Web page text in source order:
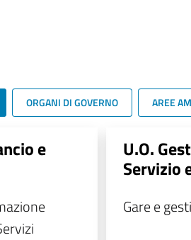
ORGANI DI GOVERNO AREE
e U.O.
Servizio
Gare e